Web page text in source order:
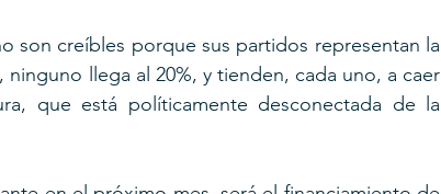
son creíbles porque sus partidos representan la
llega al 20%, y tienden, cada uno, a caer
que está políticamente desconectada de la